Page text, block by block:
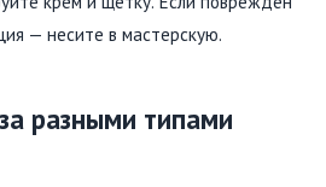
— несите в мастерскую.
разными типами